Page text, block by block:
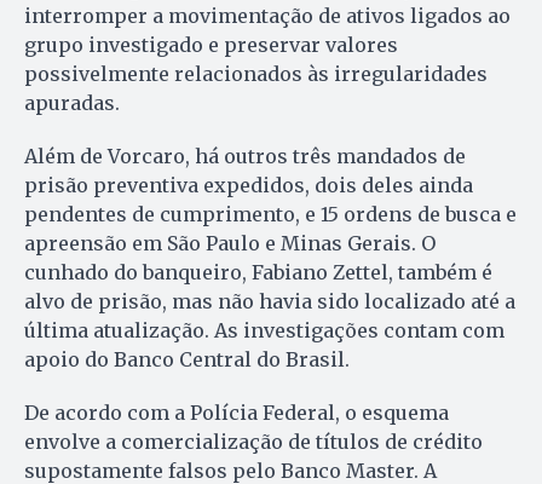
interromper a movimentação de ativos ligados ao
grupo investigado e preservar valores
possivelmente relacionados às irregularidades
apuradas.
Além de Vorcaro, há outros três mandados de
prisão preventiva expedidos, dois deles ainda
pendentes de cumprimento, e 15 ordens de busca e
apreensão em São Paulo e Minas Gerais. O
cunhado do banqueiro, Fabiano Zettel, também é
alvo de prisão, mas não havia sido localizado até a
última atualização. As investigações contam com
apoio do Banco Central do Brasil.
De acordo com a Polícia Federal, o esquema
envolve a comercialização de títulos de crédito
supostamente falsos pelo Banco Master. A